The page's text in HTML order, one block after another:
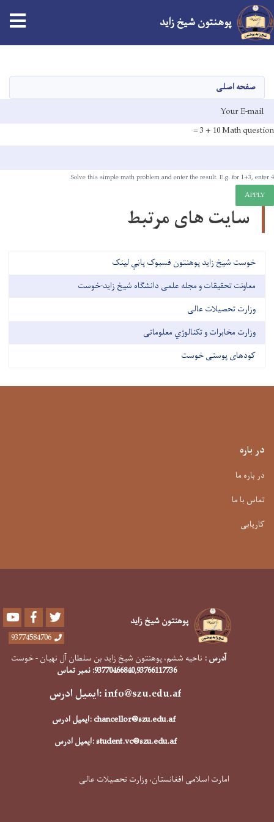
content
پوهنتون شیخ زاید
صفحه اصلی
E-mail
Math question
10 + 3 =
Solve this simple math problem and enter the result. E.g. for 1+3, enter 4.
APPLY
سایت های مرتبط
خوست شیخ زاید پوهنتون فسبوک پاڼې لینک
معاونت تحقیقات و مجله علمی دانشگاه شیخ زاید-خوست
وزارت تحصیلات عالی
وزارت مخابرات و تکنالوژي معلوماتی
کودهای پوستی خوست
در باره
در باره ما
تماس با ما
کاریابی
پوهنتون شیخ زاید Youtube Facebook
93774584706
آدرس : ناحیه ششم، پوهنتون شیخ زاید بن سلطان آل نهیان - خوست
93770466840,93766117736 : نمبر تماس
info@szu.edu.af:ایمیل ادرس
chancellor@szu.edu.af:ایمیل ادرس
student.vc@szu.edu.af:ایمیل ادرس
امارت اسلامی افغانستان، وزارت تحصیلات عالی